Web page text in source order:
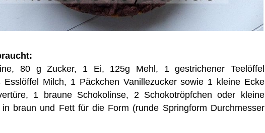
80 g Zucker, 1 Ei, 125g Mehl, 1 gestrichener Teelöffel
Esslöffel Milch, 1 Päckchen Vanillezucker sowie 1 kleine Ecke
1 braune Schokolinse, 2 Schokotröpfchen oder kleine
in braun und Fett für die Form (runde Springform Durchmesser